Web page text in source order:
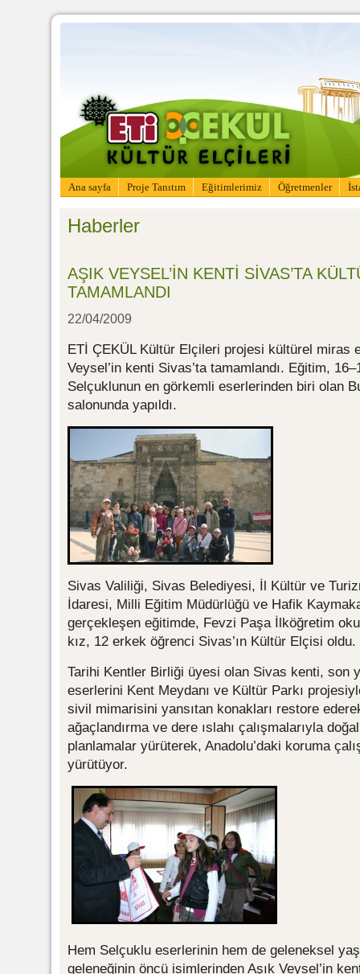
Ana sayfa Proje Tanıtım Eğitimlerimiz Öğretmenler
Haberler
AŞIK VEYSEL’İN KENTİ SİVAS’TA
TAMAMLANDI
22/04/2009
ETİ ÇEKÜL Kültür Elçileri projesi kültürel miras
Veysel’in kenti Sivas’ta tamamlandı. Eğitim,
Selçuklunun en görkemli eserlerinden biri olan
salonunda yapıldı.
Sivas Valiliği, Sivas Belediyesi, İl Kültür ve
İdaresi, Milli Eğitim Müdürlüğü ve Hafik
gerçekleşen eğitimde, Fevzi Paşa İlköğretim
kız, 12 erkek öğrenci Sivas’ın Kültür Elçisi oldu.
Tarihi Kentler Birliği üyesi olan Sivas kenti, son
eserlerini Kent Meydanı ve Kültür Parkı
sivil mimarisini yansıtan konakları restore
ağaçlandırma ve dere ıslahı çalışmalarıyla
planlamalar yürüterek, Anadolu’daki koruma
yürütüyor.
Hem Selçuklu eserlerinin hem de geleneksel
geleneğinin öncü isimlerinden Aşık Veysel’in